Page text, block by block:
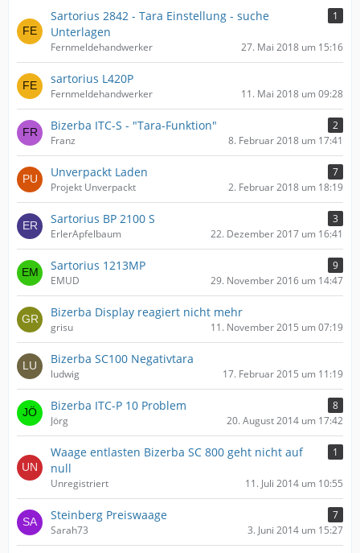
Sartorius 2842 - Tara Einstellung - suche
Unterlagen
1
Fernmeldehandwerker 27. Mai 2018 um 15:16
sartorius L420P
Fernmeldehandwerker 11. Mai 2018 um 09:28
Bizerba ITC-S - "Tara-Funktion"
2
Franz
8. Februar 2018 um 17:41
Unverpackt Laden
7
Projekt Unverpackt
2. Februar 2018 um 18:19
Sartorius BP 2100 S
3
ErlerApfelbaum
22. Dezember 2017 um 16:41
Sartorius 1213MP
9
EMUD
29. November 2016 um 14:47
Bizerba Display reagiert nicht mehr
grisu 11. November 2015 um 07:19
Bizerba SC100 Negativtara
ludwig 17. Februar 2015 um 11:19
Bizerba ITC-P 10 Problem
8
Jörg
20. August 2014 um 17:42
Waage entlasten Bizerba SC 800 geht nicht auf
null
1
Unregistriert 11. Juli 2014 um 10:55
Steinberg Preiswaage
7
Sarah73
3. Juni 2014 um 15:27